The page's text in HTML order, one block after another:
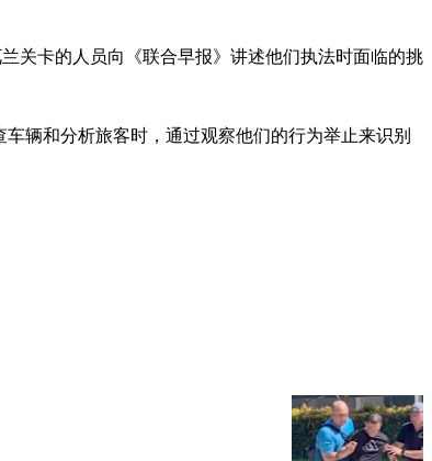
关卡的人员向《联合早报》讲述他们执法时面临的挑
辆和分析旅客时，通过观察他们的行为举止来识别